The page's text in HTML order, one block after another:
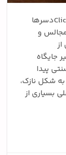
Click to rate this post![Total: 0 Average: 0]دسرها
و
جایگاه
پیدا
شکل نازک،
بسیاری از